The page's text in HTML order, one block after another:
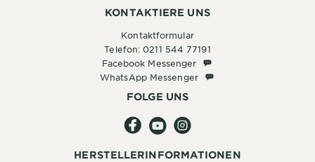
KONTAKTIERE UNS
Kontaktformular
Telefon: 0211 544 77191
Facebook Messenger Facebook Messenger
WhatsApp MessengerWhatsApp Messenger
FOLGE UNS
HERSTELLERINFORMATIONEN